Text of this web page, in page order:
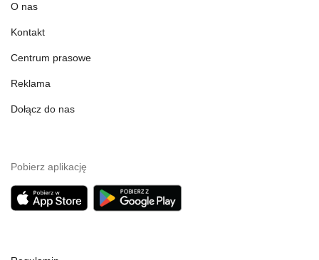
O nas
Kontakt
Centrum prasowe
Reklama
Dołącz do nas
Pobierz aplikację